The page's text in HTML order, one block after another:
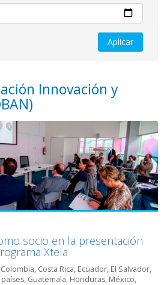
Innovación y
socio en la presentación
Xtela
Colombia, Costa Rica, Ecuador, El Salvador,
, Guatemala, Honduras, México,